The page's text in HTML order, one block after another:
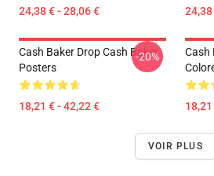
24,38 € - 28,06 €
Cash Baker Drop Cash Baker
Posters
18,21 € - 42,22 €
-20%
Cash
VOIR PLUS